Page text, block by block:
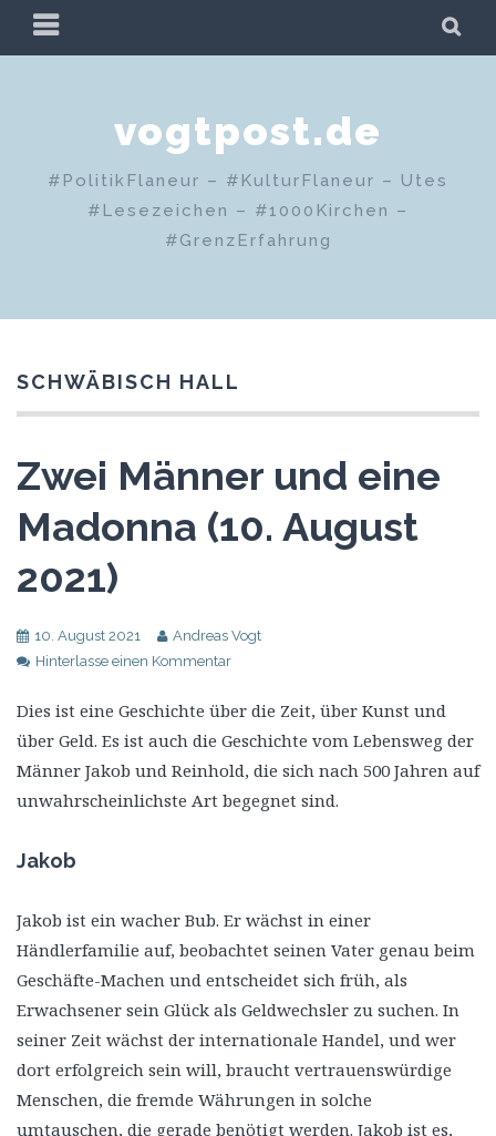
Zum
PRIMÄRES
MENÜ
vogtpost.de
#PolitikFlaneur – #KulturFlaneur – Utes
#Lesezeichen – #1000Kirchen –
#GrenzErfahrung
SCHWÄBISCH HALL
Zwei Männer und eine
Madonna (10. August
2021)
10. August 2021
Andreas Vogt
Hinterlasse einen Kommentar
Dies ist eine Geschichte über die Zeit, über Kunst und
über Geld. Es ist auch die Geschichte vom Lebensweg der
Männer Jakob und Reinhold, die sich nach 500 Jahren auf
unwahrscheinlichste Art begegnet sind.
Jakob
Jakob ist ein wacher Bub. Er wächst in einer
Händlerfamilie auf, beobachtet seinen Vater genau beim
Geschäfte-Machen und entscheidet sich früh, als
Erwachsener sein Glück als Geldwechsler zu suchen. In
seiner Zeit wächst der internationale Handel, und wer
dort erfolgreich sein will, braucht vertrauenswürdige
Menschen, die fremde Währungen in solche
umtauschen, die gerade benötigt werden. Jakob ist es,